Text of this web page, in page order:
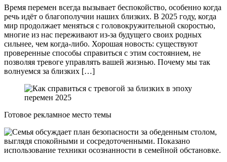
Время перемен всегда вызывает беспокойство, особенно когда
речь идёт о благополучии наших близких. В 2025 году, когда
мир продолжает меняться с головокружительной скоростью,
многие из нас переживают из-за будущего своих родных
сильнее, чем когда-либо. Хорошая новость: существуют
проверенные способы справиться с этим состоянием, не
позволяя тревоге управлять вашей жизнью. Почему мы так
волнуемся за близких […]
Готовое рекламное место темы